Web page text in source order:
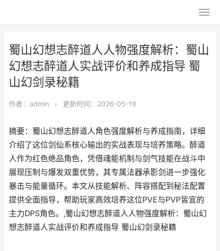
蜀山幻想志醉道人人物强度解析：蜀山
幻想志醉道人实战评价和养成指导 蜀
山幻剑录秘籍
作者： admin • 更新时间：2026-05-19
摘要：蜀山幻想志醉道人角色强度解析与养成指南，详细
介绍了这位剑仙系核心输出的实战表现与培养策略。醉道
人作为红色绝品角色，凭借魂能机制与剑气技能在战斗中
展现压制与爆发双重优势，其专属法器承影剑进一步强化
暴击与能量循环。本文从技能解析、阵容搭配到秘法配置
提供全面指导，帮助玩家高效培养这位PVE与PVP皆宜的
主力DPS角色。,蜀山幻想志醉道人人物强度解析：蜀山幻
想志醉道人实战评价和养成指导 蜀山幻剑录秘籍